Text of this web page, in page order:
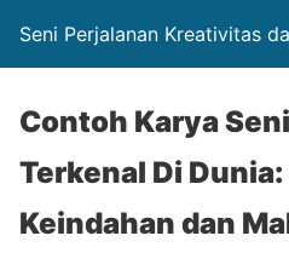
Seni Perjalanan Kreativitas
Contoh Karya
Terkenal Di
Keindahan dan